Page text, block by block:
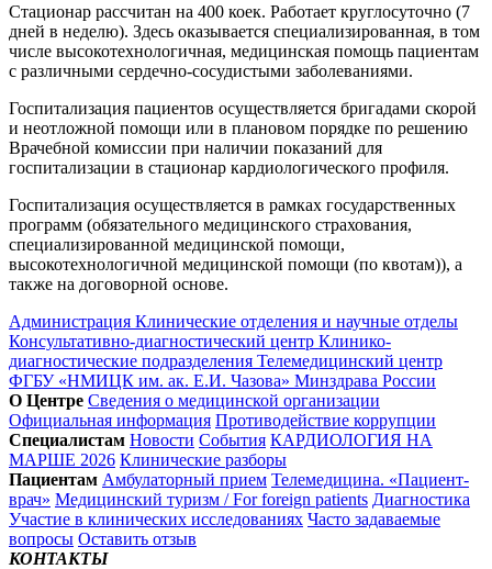
Стационар рассчитан на 400 коек. Работает круглосуточно (7
дней в неделю). Здесь оказывается специализированная, в том
числе высокотехнологичная, медицинская помощь пациентам
с различными сердечно-сосудистыми заболеваниями.
Госпитализация пациентов осуществляется бригадами скорой
и неотложной помощи или в плановом порядке по решению
Врачебной комиссии при наличии показаний для
госпитализации в стационар кардиологического профиля.
Госпитализация осуществляется в рамках государственных
программ (обязательного медицинского страхования,
специализированной медицинской помощи,
высокотехнологичной медицинской помощи (по квотам)), а
также на договорной основе.
Администрация Клинические отделения и научные отделы
Консультативно-диагностический центр Клинико-
диагностические подразделения Телемедицинский центр
ФГБУ «НМИЦК им. ак. Е.И. Чазова» Минздрава России
О Центре Сведения о медицинской организации
Официальная информация Противодействие коррупции
Специалистам Новости События КАРДИОЛОГИЯ НА
МАРШЕ 2026 Клинические разборы
Пациентам Амбулаторный прием Телемедицина. «Пациент-
врач» Медицинский туризм / For foreign patients Диагностика
Участие в клинических исследованиях Часто задаваемые
вопросы Оставить отзыв
КОНТАКТЫ